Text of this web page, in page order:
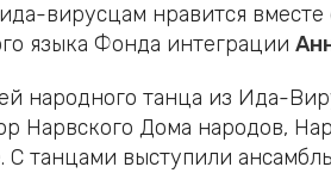
вирусцам нравится вместе
языка Фонда интеграции
народного танца из Ида-
Нарвского Дома народов,
танцами выступили